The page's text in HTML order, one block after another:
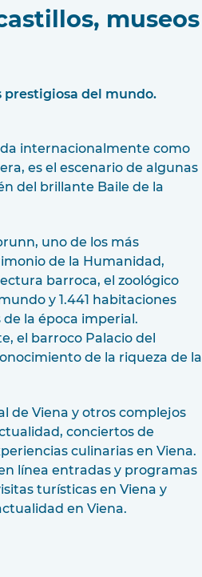
museos
prestigiosa del mundo.
internacionalmente como
es el escenario de algunas
del brillante Baile de la
uno de los más
de la Humanidad,
barroca, el zoológico
y 1.441 habitaciones
la época imperial.
el barroco Palacio del
de la riqueza de la
de Viena y otros complejos
conciertos de
culinarias en Viena.
línea entradas y programas
turísticas en Viena y
en Viena.